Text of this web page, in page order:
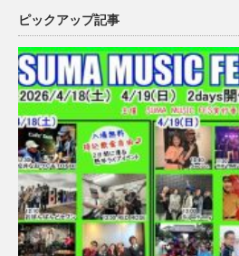
ピックアップ記事